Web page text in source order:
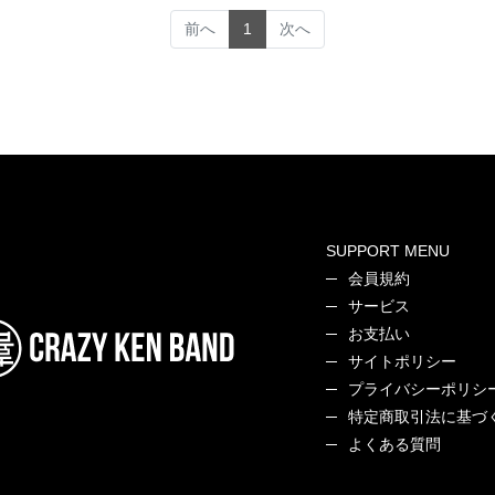
前へ 1 (current)
次へ
SUPPORT MENU
会員規約
サービス
お支払い
サイトポリシー
プライバシーポリシ
特定商取引法に基づ
よくある質問